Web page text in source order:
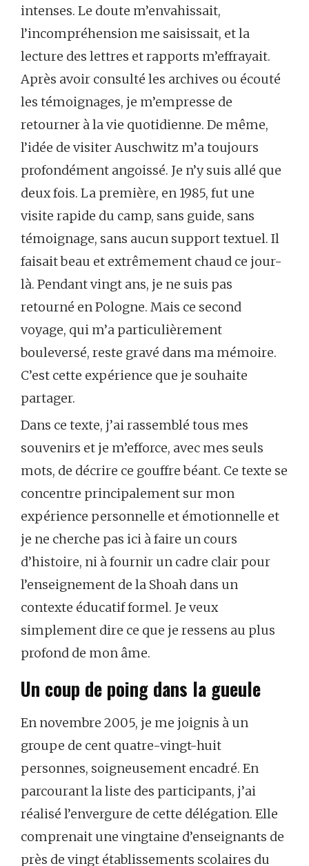
intenses. Le doute m’envahissait,
l’incompréhension me saisissait, et la
lecture des lettres et rapports m’effrayait.
Après avoir consulté les archives ou écouté
les témoignages, je m’empresse de
retourner à la vie quotidienne. De même,
l’idée de visiter Auschwitz m’a toujours
profondément angoissé. Je n’y suis allé que
deux fois. La première, en 1985, fut une
visite rapide du camp, sans guide, sans
témoignage, sans aucun support textuel. Il
faisait beau et extrêmement chaud ce jour-
là. Pendant vingt ans, je ne suis pas
retourné en Pologne. Mais ce second
voyage, qui m’a particulièrement
bouleversé, reste gravé dans ma mémoire.
C’est cette expérience que je souhaite
partager.
Dans ce texte, j’ai rassemblé tous mes
souvenirs et je m’efforce, avec mes seuls
mots, de décrire ce gouffre béant. Ce texte se
concentre principalement sur mon
expérience personnelle et émotionnelle et
je ne cherche pas ici à faire un cours
d’histoire, ni à fournir un cadre clair pour
l’enseignement de la Shoah dans un
contexte éducatif formel. Je veux
simplement dire ce que je ressens au plus
profond de mon âme.
Un coup de poing dans la gueule
En novembre 2005, je me joignis à un
groupe de cent quatre-vingt-huit
personnes, soigneusement encadré. En
parcourant la liste des participants, j’ai
réalisé l’envergure de cette délégation. Elle
comprenait une vingtaine d’enseignants de
près de vingt établissements scolaires du